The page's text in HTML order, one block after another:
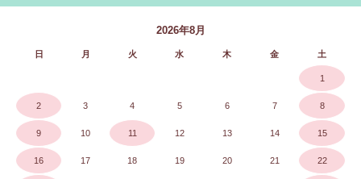
2026年8月
日 月 火 水 木 金 土
1
2 3 4 5 6 7 8
9 10 11 12 13 14 15
16 17 18 19 20 21 22